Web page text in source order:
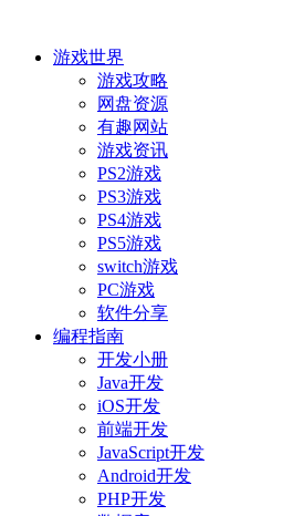
游戏世界
游戏攻略
网盘资源
有趣网站
游戏资讯
PS2游戏
PS3游戏
PS4游戏
PS5游戏
switch游戏
PC游戏
软件分享
编程指南
开发小册
Java开发
iOS开发
前端开发
JavaScript开发
Android开发
PHP开发